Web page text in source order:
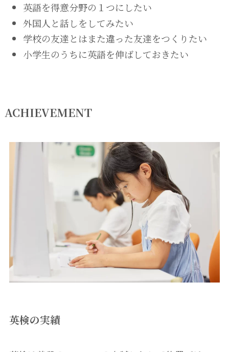
英語を得意分野の１つにしたい
外国人と話しをしてみたい
学校の友達とはまた違った友達をつくりたい
小学生のうちに英語を伸ばしておきたい
ACHIEVEMENT
英検の実績